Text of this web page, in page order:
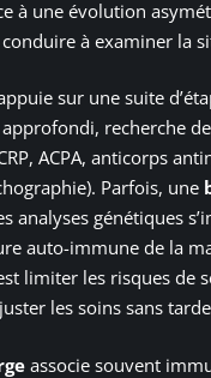
à une évolution
à examiner la
sur une suite
recherche de
ACPA, anticorps
Parfois, une
analyses génétiques
auto-immune de la
limiter les risques de
les soins sans
associe souvent